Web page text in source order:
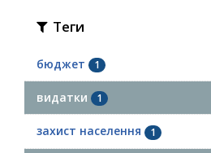
Теги
бюджет 1
видатки 1
захист населення 1